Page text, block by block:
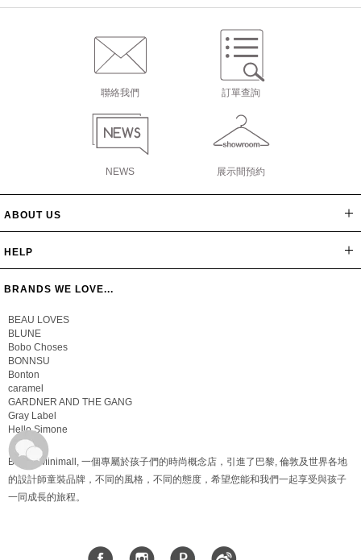
聯絡我們 訂單查詢
NEWS 展示間預約
ABOUT US
HELP
BRANDS WE LOVE...
BEAU LOVES
BLUNE
Bobo Choses
BONNSU
Bonton
caramel
GARDNER AND THE GANG
Gray Label
Hello Simone
Bungo Minimall, 一個專屬於孩子們的時尚概念店，引進了巴黎, 倫敦及世界各地
的設計師童裝品牌，不同的風格，不同的態度，希望您能和我們一起享受與孩子
一同成長的旅程。